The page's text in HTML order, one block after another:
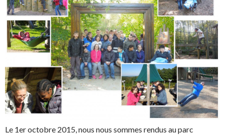
Le 1er octobre 2015, nous nous sommes rendus au parc